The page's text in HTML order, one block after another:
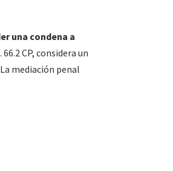
una condena a
CP, considera un
mediación penal